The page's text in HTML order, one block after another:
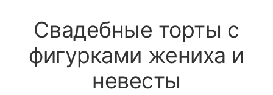
Свадебные торты с
фигурками жениха и
невесты